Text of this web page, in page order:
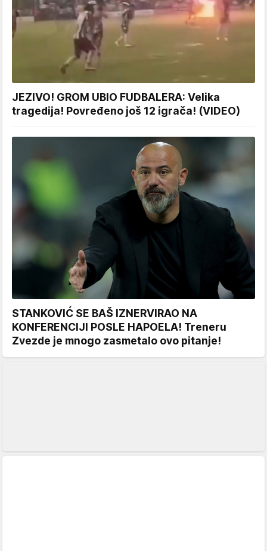
JEZIVO! GROM UBIO FUDBALERA: Velika
tragedija! Povređeno još 12 igrača! (VIDEO)
STANKOVIĆ SE BAŠ IZNERVIRAO NA
KONFERENCIJI POSLE HAPOELA! Treneru
Zvezde je mnogo zasmetalo ovo pitanje!